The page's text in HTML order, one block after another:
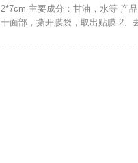
主要成分：甘油，水等 产
面部，撕开膜袋，取出贴膜 2